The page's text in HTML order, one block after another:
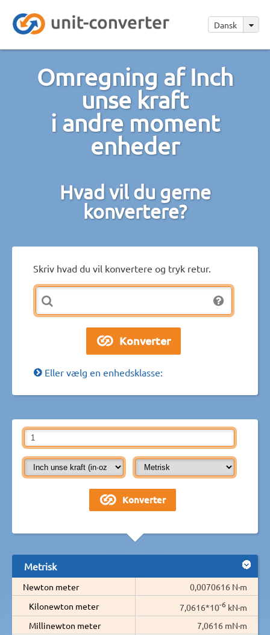
Dansk
Omregning af Inch
unse kraft
i andre moment
enheder
Hvad vil du gerne
konvertere?
Skriv hvad du vil konvertere og tryk retur.
Eller vælg en enhedsklasse:
Metrisk
Newton meter
0,0070616 N·m
Kilonewton meter
7,0616*10-6 kN·m
Millinewton meter
7,0616 mN·m